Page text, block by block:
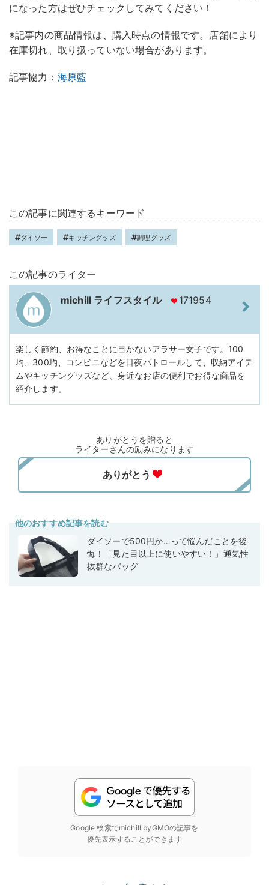
になった方はぜひチェックしてみてください！
※記事内の商品情報は、購入時点の情報です。店舗により
在庫切れ、取り扱っていない場合があります。
記事協力： 海原藍
この記事に関連するキーワード
ダイソー キッチングッズ 調理グッズ
この記事のライター
michill ライフスタイル 171954
楽しく節約、お得なことに目がないアラサー女子です。100
均、300均、コンビニなどを日夜パトロールして、収納アイテ
ムやキッチングッズなど、身近なお店の便利でお得な商品を
紹介します。
ありがとうを贈ると
ライターさんの励みになります
他のおすすめ記事を読む
ダイソーで500円か…って悩んだことを後
悔！「見た目以上に使いやすい！」通気性
抜群なバッグ
Google 検索でmichill byGMOの記事を
優先表示することができます